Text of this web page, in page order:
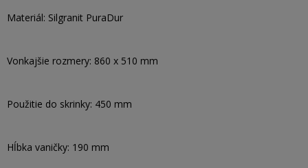
Materiál: Silgranit PuraDur
Vonkajšie rozmery: 860 x 510 mm
Použitie do skrinky: 450 mm
Hĺbka vaničky: 190 mm